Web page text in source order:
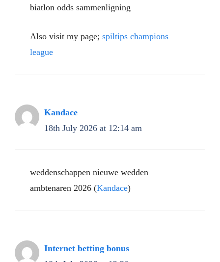
biatlon odds sammenligning
Also visit my page; spiltips champions
league
Kandace
18th July 2026 at 12:14 am
weddenschappen nieuwe wedden
ambtenaren 2026 (Kandace)
Internet betting bonus